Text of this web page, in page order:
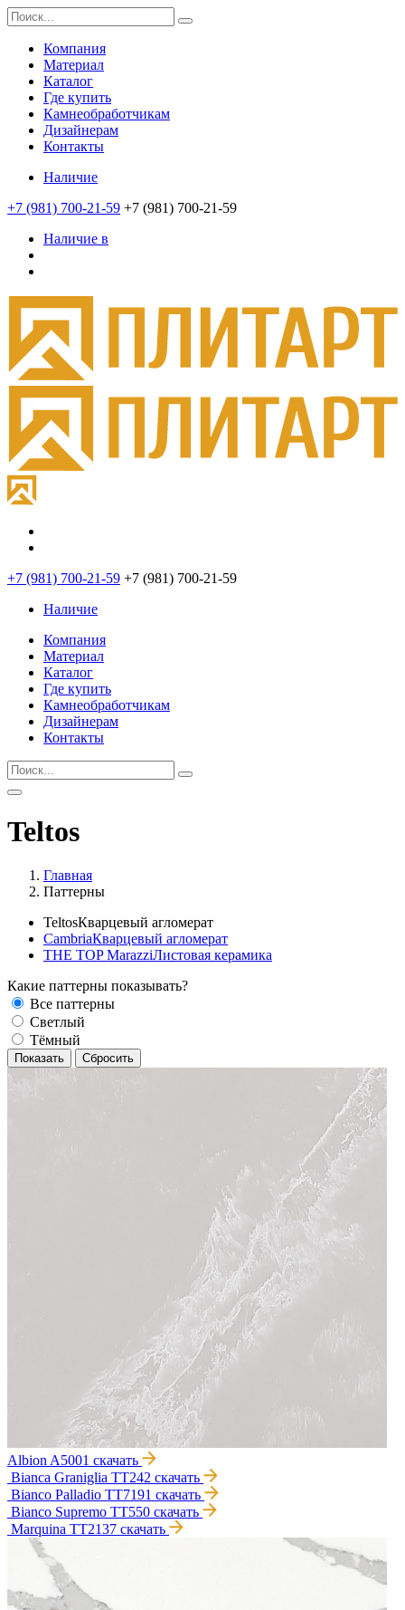
Компания
Материал
Каталог
Где купить
Камнеобработчикам
Дизайнерам
Контакты
Наличие
+7 (981) 700-21-59 +7 (981) 700-21-59
Наличие в
+7 (981) 700-21-59 +7 (981) 700-21-59
Наличие
Компания
Материал
Каталог
Где купить
Камнеобработчикам
Дизайнерам
Контакты
Teltos
Главная
Паттерны
TeltosКварцевый агломерат
CambriaКварцевый агломерат
THE TOP MarazziЛистовая керамика
Какие паттерны показывать?
Все паттерны
Светлый
Тёмный
Albion A5001 скачать
Bianca Graniglia TT242 скачать
Bianco Palladio TT7191 скачать
Bianco Supremo TT550 скачать
Marquina TT2137 скачать